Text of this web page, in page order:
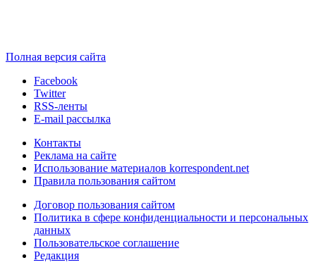
Полная версия сайта
Facebook
Twitter
RSS-ленты
E-mail рассылка
Контакты
Реклама на сайте
Использование материалов korrespondent.net
Правила пользования сайтом
Договор пользования сайтом
Политика в сфере конфиденциальности и персональных
данных
Пользовательское соглашение
Редакция